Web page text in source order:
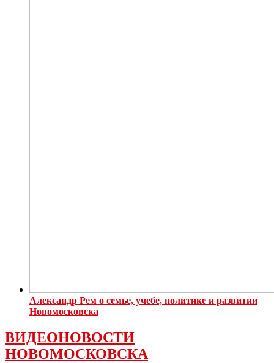
Александр Рем о семье, учебе, политике и развитии
Новомосковска
ВИДЕОНОВОСТИ
НОВОМОСКОВСКА